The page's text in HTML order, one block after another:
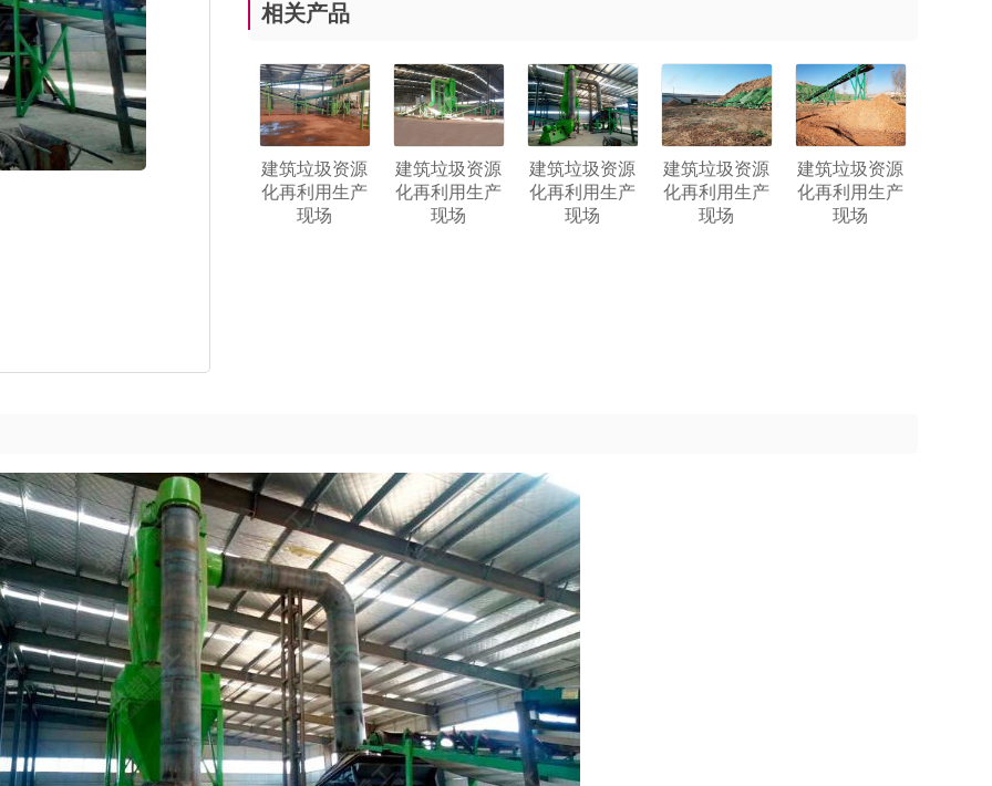
相关产品
建筑垃圾资源
化再利用生产
现场
建筑垃圾资源
化再利用生产
现场
建筑垃圾资源
化再利用生产
现场
建筑垃圾资源
化再利用生产
现场
建筑垃圾资源
化再利用生产
现场